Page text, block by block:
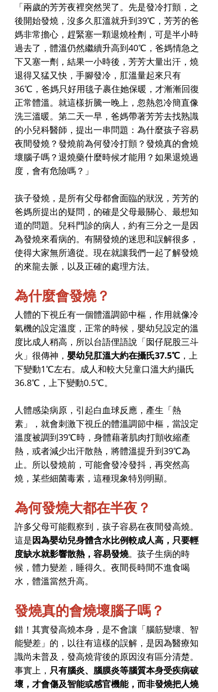
「兩歲的芳芳夜裡突然哭了。先是發冷打顫，之
後開始發燒，沒多久肛溫就升到39℃，芳芳的爸
媽非常擔心，趕緊塞一顆退燒栓劑，可是半小時
過去了，體溫仍然繼續升高到40℃，爸媽情急之
下又塞一劑，結果一小時後，芳芳大量出汗，燒
退得又猛又快，手腳發冷，肛溫量起來只有
36℃，爸媽只好用毯子裹住她保暖，才漸漸回復
正常體溫。就這樣折騰一晚上，忽熱忽冷簡直像
洗三溫暖。第二天一早，爸媽帶著芳芳去找熟識
的小兒科醫師，提出一串問題：為什麼孩子容易
夜間發燒？發燒前為何發冷打顫？發燒真的會燒
壞腦子嗎？退燒藥什麼時候才能用？如果退燒過
度，會有危險嗎？」
孩子發燒，是所有父母都會面臨的狀況，芳芳的
爸媽所提出的疑問，的確是父母最關心、最想知
道的問題。兒科門診的病人，約有三分之一是因
為發燒來看病的。有關發燒的迷思和誤解很多，
使得大家無所適從。現在就讓我們一起了解發燒
的來龍去脈，以及正確的處理方法。
為什麼會發燒？
人體的下視丘有一個體溫調節中樞，作用就像冷
氣機的設定溫度，正常的時候，嬰幼兒設定的溫
度比成人稍高，所以台語俚語說「囡仔屁股三斗
火」很傳神， 嬰幼兒肛溫大約在攝氏37.5℃ ，上
下變動1℃左右。成人和較大兒童口溫大約攝氏
36.8℃，上下變動0.5℃。
人體感染病原，引起白血球反應，產生「熱
素」，就會刺激下視丘的體溫調節中樞，當設定
溫度被調到39℃時，身體藉著肌肉打顫收縮產
熱，或者減少出汗散熱，將體溫提升到39℃為
止。所以發燒前，可能會發冷發抖，再突然高
燒，某些細菌毒素，這種現象特別明顯。
為何發燒大都在半夜？
許多父母可能觀察到，孩子容易在夜間發高燒。
這是因為嬰幼兒身體含水比例較成人高，只要輕
度缺水就影響散熱，容易發燒。孩子生病的時
候，體力變差，睡得久。夜間長時間不進食喝
水，體溫當然升高。
發燒真的會燒壞腦子嗎？
錯！其實發高燒本身，是不會讓「腦筋變壞、智
能變差」的，以往有這樣的誤解，是因為醫療知
識尚未普及，發高燒背後的原因沒有區分清楚。
事實上， 只有腦炎、腦膜炎等腦質本身受疾病破
壞，才會傷及智能或感官機能，而非發燒把人燒